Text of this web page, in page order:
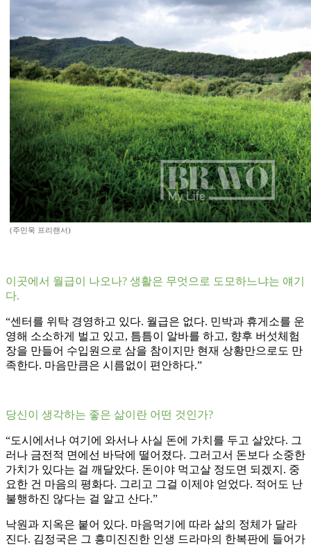
(주민욱 프리랜서)
이곳에서 월급이 나오나? 생활은 무엇으로 도모하느냐는 얘기
다.
“센터를 위탁 경영하고 있다. 월급은 없다. 민박과 휴게소를 운
영해 소소하게 벌고 있고, 틈틈이 알바를 하고, 향후 버섯체험
장을 만들어 수입원으로 삼을 참이지만 현재 상황만으로도 만
족한다. 마음만큼은 시름없이 편안하다.”
당신이 생각하는 좋은 삶이란 어떤 것인가?
“도시에서나 여기에 와서나 사실 돈에 가치를 두고 살았다. 그
러나 금전적 면에선 바닥에 떨어졌다. 그러고서 돈보다 소중한
가치가 있다는 걸 깨달았다. 돈이야 먹고살 정도면 되겠지. 중
요한 건 마음의 평화다. 그리고 그걸 이제야 얻었다. 적어도 난
불행하진 않다는 걸 알고 산다.”
낙원과 지옥은 붙어 있다. 마음먹기에 따라 삶의 정체가 달라
진다. 김정국은 그 흥미진진한 인생 드라마의 한복판에 들어가